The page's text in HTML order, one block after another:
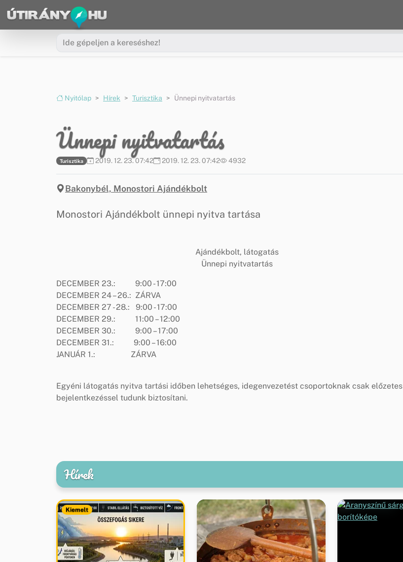
Ugrás a menüre
Ugrás a tartalomra
Nyitólap Hírek Turisztika Ünnepi nyitvatartás
Ünnepi nyitvatartás
Turisztika 2019. 12. 23. 07:42 2019. 12. 23. 07:42 4932
Bakonybél, Monostori Ajándékbolt
Monostori Ajándékbolt ünnepi nyitva tartása
Ajándékbolt, látogatás
Ünnepi nyitvatartás
DECEMBER 23.: 9:00 - 17:00
DECEMBER 24 – 26.: ZÁRVA
DECEMBER 27 - 28.: 9:00 - 17:00
DECEMBER 29.: 11:00 – 12:00
DECEMBER 30.: 9:00 – 17:00
DECEMBER 31.: 9:00 – 16:00
JANUÁR 1.: ZÁRVA
Egyéni látogatás nyitva tartási időben lehetséges, idegenvezetést csoportoknak csak előzetes
bejelentkezéssel tudunk biztosítani.
Hírek
Kiemelt